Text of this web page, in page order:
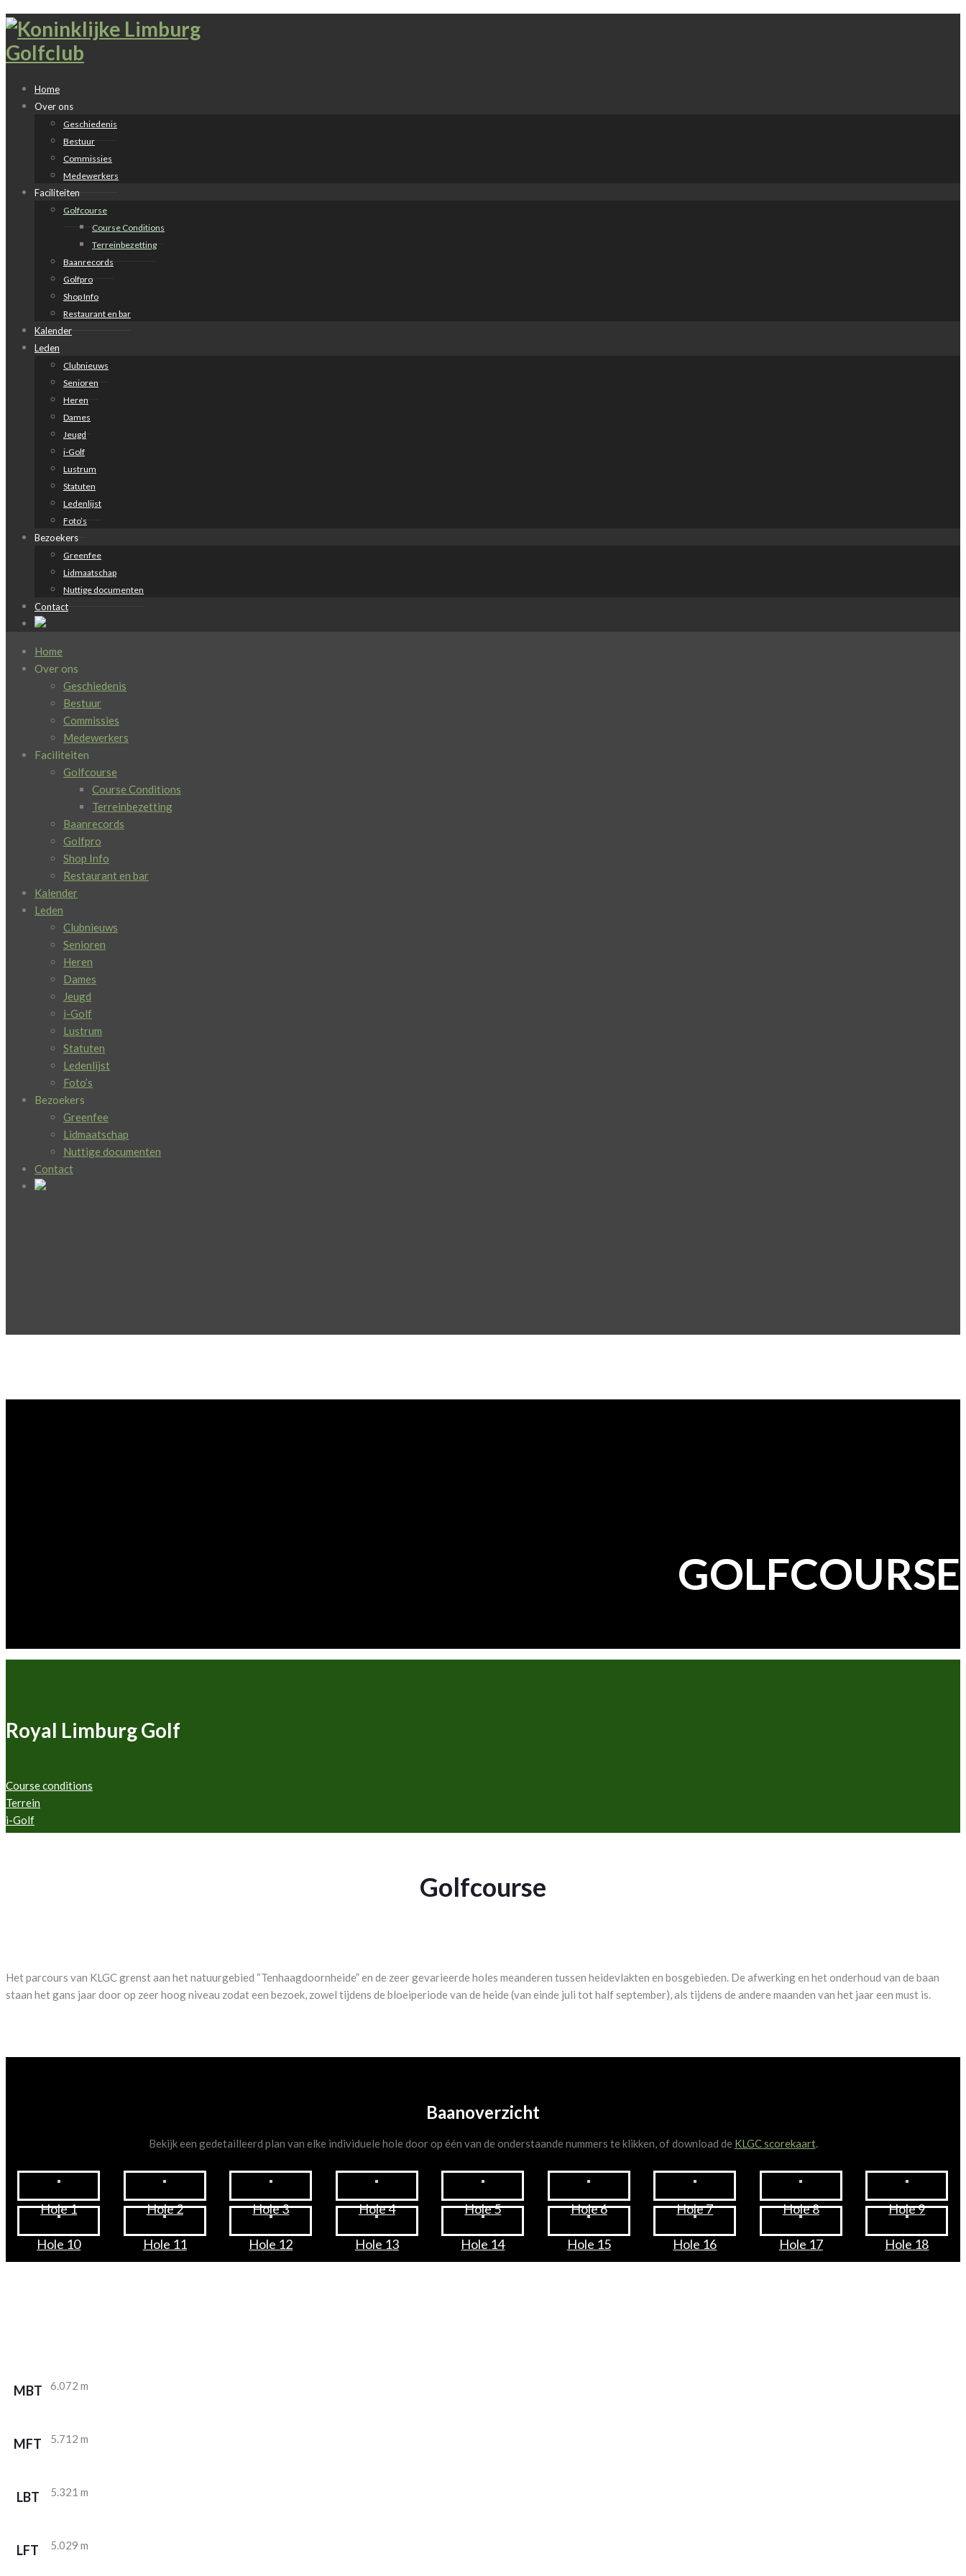
Home
Over ons
Geschiedenis
Bestuur
Commissies
Medewerkers
Faciliteiten
Golfcourse
Course Conditions
Terreinbezetting
Baanrecords
Golfpro
Shop Info
Restaurant en bar
Kalender
Leden
Clubnieuws
Senioren
Heren
Dames
Jeugd
i-Golf
Lustrum
Statuten
Ledenlijst
Foto’s
Bezoekers
Greenfee
Lidmaatschap
Nuttige documenten
Contact
Home
Over ons
Geschiedenis
Bestuur
Commissies
Medewerkers
Faciliteiten
Golfcourse
Course Conditions
Terreinbezetting
Baanrecords
Golfpro
Shop Info
Restaurant en bar
Kalender
Leden
Clubnieuws
Senioren
Heren
Dames
Jeugd
i-Golf
Lustrum
Statuten
Ledenlijst
Foto’s
Bezoekers
Greenfee
Lidmaatschap
Nuttige documenten
Contact
GOLFCOURSE
Royal Limburg Golf
Course conditions
Terrein
i-Golf
Golfcourse
Het parcours van KLGC grenst aan het natuurgebied “Tenhaagdoornheide” en de zeer gevarieerde holes meanderen tussen heidevlakten en bosgebieden. De afwerking en het onderhoud van de baan
staan het gans jaar door op zeer hoog niveau zodat een bezoek, zowel tijdens de bloeiperiode van de heide (van einde juli tot half september), als tijdens de andere maanden van het jaar een must is.
Baanoverzicht
Bekijk een gedetailleerd plan van elke individuele hole door op één van de onderstaande nummers te klikken, of download de KLGC scorekaart.
Hole 1 Hole 2 Hole 3 Hole 4 Hole 5 Hole 6 Hole 7 Hole 8 Hole 9
Hole 10 Hole 11 Hole 12 Hole 13 Hole 14 Hole 15 Hole 16 Hole 17 Hole 18
MBT 6.072 m
MFT 5.712 m
LBT 5.321 m
LFT 5.029 m